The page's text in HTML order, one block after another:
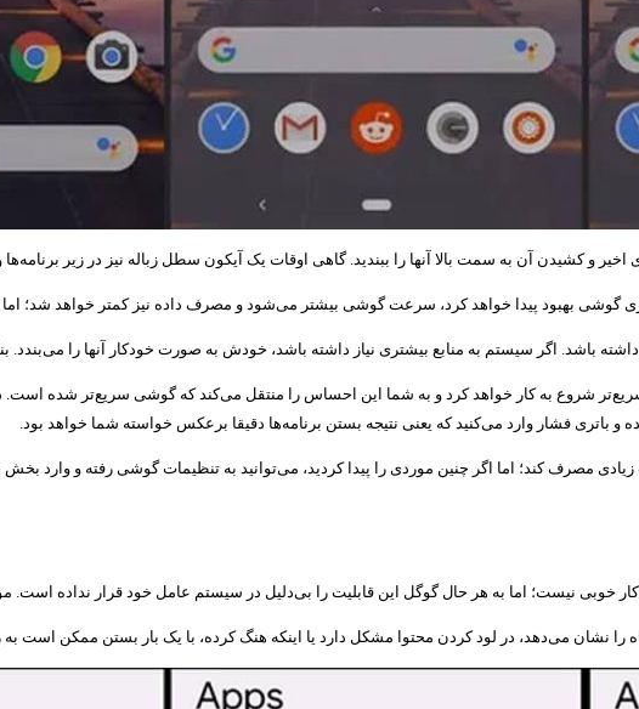
اخیر و کشیدن آن به سمت بالا آنها را ببندید. گاهی اوقات یک آیکون سطل زباله نیز در زیر
گوشی بهبود پیدا خواهد کرد، سرعت گوشی بیشتر می‌شود و مصرف داده نیز کمتر خواهد شد؛ اما
باشد. اگر سیستم به منابع بیشتری نیاز داشته باشد، خودش به صورت خودکار آنها را می‌بندد.
سریع‌تر شروع به کار خواهد کرد و به شما این احساس را منتقل می‌کند که گوشی سریع‌تر شده
باتری فشار وارد می‌کنید که یعنی نتیجه بستن برنامه‌ها دقیقا برعکس خواسته شما خواهد بود.
مصرف کند؛ اما اگر چنین موردی را پیدا کردید، می‌توانید به تنظیمات گوشی رفته و وارد
کار خوبی نیست؛ اما به هر حال گوگل این قابلیت را بی‌دلیل در سیستم عامل خود قرار نداده
را نشان می‌دهد، در لود کردن محتوا مشکل دارد یا اینکه هنگ کرده، با یک بار بستن ممکن است